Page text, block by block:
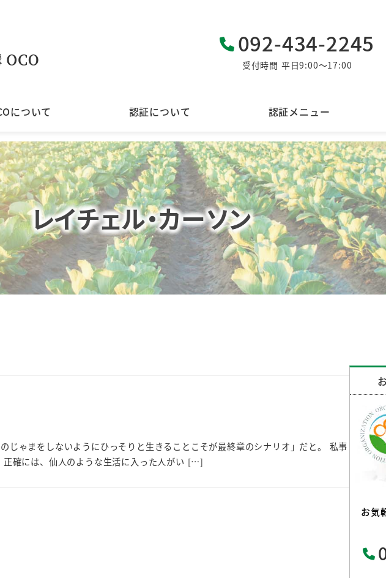
092-434-2245
受付時間 平日9:00～17:00
について 認証について 認証メニュー
レイチェル・カーソン
じゃまをしないようにひっそりと生きることこそが最終章のシナリオ」だと。 私事
確には、仙人のような生活に入った人がい […]
お気